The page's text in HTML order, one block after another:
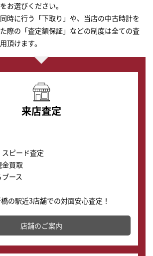
お選びください。
時に行う「下取り」や、当店の中古時計を
際の「査定額保証」などの制度は全ての査
頂けます。
来店査定
ピード査定
買取
ース
の駅近3店舗での対面安心査定！
致します。渋谷本店では、時計販売の
おり、下取りに出してお得に新しい時計
す♪
店舗のご案内